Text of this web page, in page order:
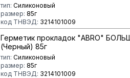
тип: Силиконовый
размер: 85г
код ТНВЭД: 3214101009
Герметик прокладок "ABRO"
(Черный) 85г
тип: Силиконовый
размер: 85г
код ТНВЭД: 3214101009